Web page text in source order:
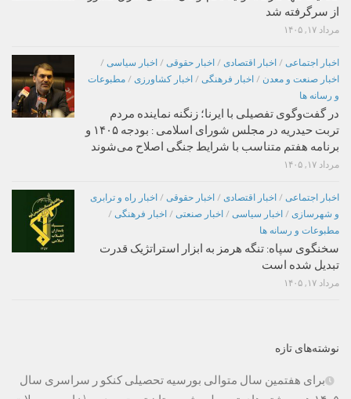
از سرگرفته شد
مرداد ۱۷, ۱۴۰۵
اخبار اجتماعی / اخبار اقتصادی / اخبار حقوقی / اخبار سیاسی /
اخبار صنعت و معدن / اخبار فرهنگی / اخبار کشاورزی / مطبوعات
و رسانه ها
در گفت‌وگوی تفصیلی با ایرنا؛ زنگنه نماینده مردم
تربت حیدریه در مجلس شورای اسلامی : بودجه ۱۴۰۵ و
برنامه هفتم متناسب با شرایط جنگی اصلاح می‌شوند
مرداد ۱۷, ۱۴۰۵
اخبار اجتماعی / اخبار اقتصادی / اخبار حقوقی / اخبار راه و ترابری
و شهرسازی / اخبار سیاسی / اخبار صنعتی / اخبار فرهنگی /
مطبوعات و رسانه ها
سخنگوی سپاه: تنگه هرمز به ابزار استراتژیک قدرت
تبدیل شده است
مرداد ۱۷, ۱۴۰۵
نوشته‌های تازه
برای هفتمین سال متوالی بورسیه تحصیلی کنکو ر سراسری سال